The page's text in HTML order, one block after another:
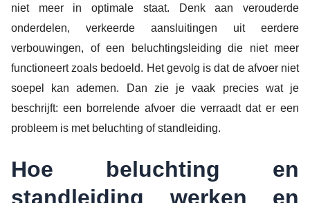
niet meer in optimale staat. Denk aan verouderde
onderdelen, verkeerde aansluitingen uit eerdere
verbouwingen, of een beluchtingsleiding die niet meer
functioneert zoals bedoeld. Het gevolg is dat de afvoer niet
soepel kan ademen. Dan zie je vaak precies wat je
beschrijft: een borrelende afvoer die verraadt dat er een
probleem is met beluchting of standleiding.
Hoe beluchting en
standleiding werken en